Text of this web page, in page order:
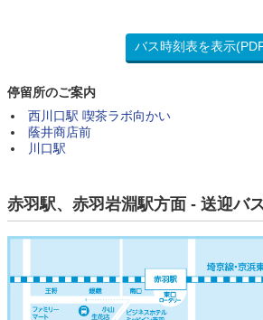
バス時刻表を表示
停留所のご案内
西川口駅 喫茶ラボ向かい
蔭井商店前
川口駅
赤羽駅、赤羽岩淵駅方面 - 送迎バ